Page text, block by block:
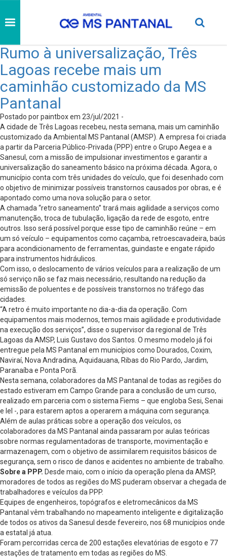
Rumo à universalização, Três
Lagoas recebe mais um
caminhão customizado da MS
Pantanal
Postado por paintbox em 23/jul/2021 -
A cidade de Três Lagoas recebeu, nesta semana, mais um caminhão
customizado da Ambiental MS Pantanal (AMSP). A empresa foi criada
a partir da Parceria Público-Privada (PPP) entre o Grupo Aegea e a
Sanesul, com a missão de impulsionar investimentos e garantir a
universalização do saneamento básico na próxima década. Agora, o
município conta com três unidades do veículo, que foi desenhado com
o objetivo de minimizar possíveis transtornos causados por obras, e é
apontado como uma nova solução para o setor.
A chamada “retro saneamento” trará mais agilidade a serviços como
manutenção, troca de tubulação, ligação da rede de esgoto, entre
outros. Isso será possível porque esse tipo de caminhão reúne – em
um só veículo – equipamentos como caçamba, retroescavadeira, baús
para acondicionamento de ferramentas, guindaste e engate rápido
para instrumentos hidráulicos.
Com isso, o deslocamento de vários veículos para a realização de um
só serviço não se faz mais necessário, resultando na redução da
emissão de poluentes e de possíveis transtornos no tráfego das
cidades.
“A retro é muito importante no dia-a-dia da operação. Com
equipamentos mais modernos, temos mais agilidade e produtividade
na execução dos serviços”, disse o supervisor da regional de Três
Lagoas da AMSP, Luis Gustavo dos Santos. O mesmo modelo já foi
entregue pela MS Pantanal em municípios como Dourados, Coxim,
Naviraí, Nova Andradina, Aquidauana, Ribas do Rio Pardo, Jardim,
Paranaíba e Ponta Porã.
Nesta semana, colaboradores da MS Pantanal de todas as regiões do
estado estiveram em Campo Grande para a conclusão de um curso,
realizado em parceria com o sistema Fiems – que engloba Sesi, Senai
e Iel -, para estarem aptos a operarem a máquina com segurança.
Além de aulas práticas sobre a operação dos veículos, os
colaboradores da MS Pantanal ainda passaram por aulas teóricas
sobre normas regulamentadoras de transporte, movimentação e
armazenagem, com o objetivo de assimilarem requisitos básicos de
segurança, sem o risco de danos e acidentes no ambiente de trabalho.
Sobre a PPP. Desde maio, com o início da operação plena da AMSP,
moradores de todos as regiões do MS puderam observar a chegada de
trabalhadores e veículos da PPP.
Equipes de engenheiros, topógrafos e eletromecânicos da MS
Pantanal vêm trabalhando no mapeamento inteligente e digitalização
de todos os ativos da Sanesul desde fevereiro, nos 68 municípios onde
a estatal já atua.
Foram percorridas cerca de 200 estações elevatórias de esgoto e 77
estações de tratamento em todas as regiões do MS.